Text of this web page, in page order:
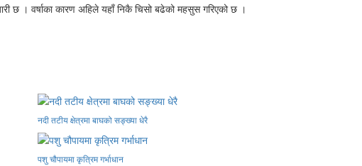
छ । वर्षाका कारण अहिले यहाँ निकै चिसो बढेको महसुस गरिएको छ ।
नदी तटीय क्षेत्रमा बाघको सङ्ख्या धेरै
पशु चौपायमा कृत्रिम गर्भाधान